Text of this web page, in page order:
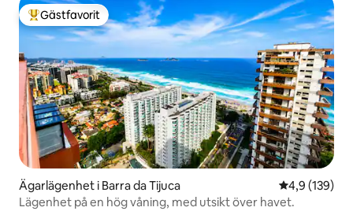
Populär gästfavorit
Gästfavorit
Ägarlägenhet i Barra da Tijuca 4,9 av 5 i
4,9 (139)
Lägenhet på en hög våning, med utsikt över havet.